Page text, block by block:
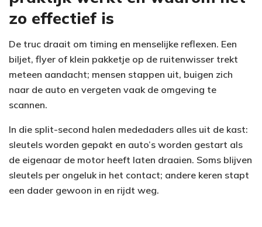
zo effectief is
De truc draait om timing en menselijke reflexen. Een
biljet, flyer of klein pakketje op de ruitenwisser trekt
meteen aandacht; mensen stappen uit, buigen zich
naar de auto en vergeten vaak de omgeving te
scannen.
In die split-second halen mededaders alles uit de kast:
sleutels worden gepakt en auto’s worden gestart als
de eigenaar de motor heeft laten draaien. Soms blijven
sleutels per ongeluk in het contact; andere keren stapt
een dader gewoon in en rijdt weg.